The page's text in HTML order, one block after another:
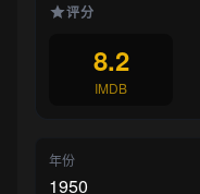
评分
8.2
IMDB
年份
1950